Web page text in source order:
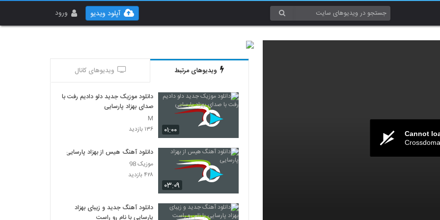
ورود آپلود ویدیو
Cannot
ویدیوهای مرتبط ویدیوهای کانال
۰۱:۰۰
دانلود موزیک جدید دلو دادیم رفت با
صدای بهزاد پارسایی
M
۱۳۶ بازدید
۰۳:۰۹
دانلود آهنگ هیس از بهزاد پارسایی
موزیک 98
۴۲۸ بازدید
دانلود آهنگ جدید و زیبای بهزاد
پارسایی با نام رو راست